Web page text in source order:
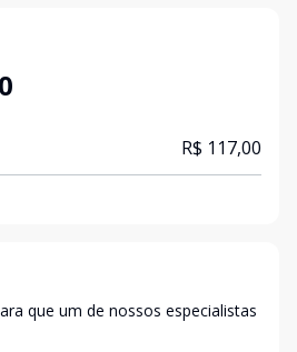
R$ 117,00
que um de nossos especialistas